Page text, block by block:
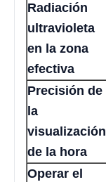
Radiación
ultravioleta
en la zona
efectiva
Precisión de
la
visualización
de la hora
Operar el